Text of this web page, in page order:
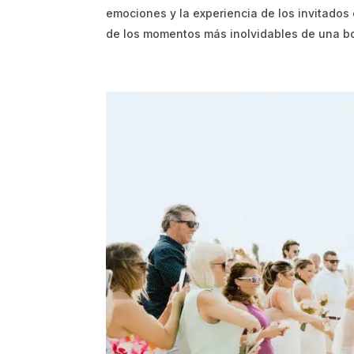
emociones y la experiencia de los
de los momentos más inolvidables de una